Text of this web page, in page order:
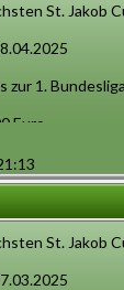
St. Jakob
zur 1.
Euro.
St. Jakob